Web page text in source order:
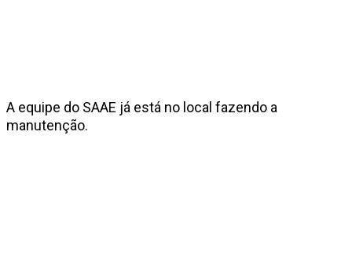
A equipe do SAAE já está no local fazendo a
manutenção.